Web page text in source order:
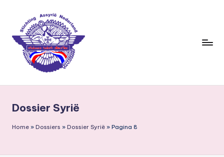
c
h
Dossier Syrië
Home » Dossiers » Dossier Syrië » Pagina 8